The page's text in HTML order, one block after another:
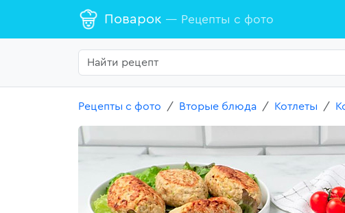
Поварок — Рецепты с фото
Рецепты с фото Вторые блюда Котлеты